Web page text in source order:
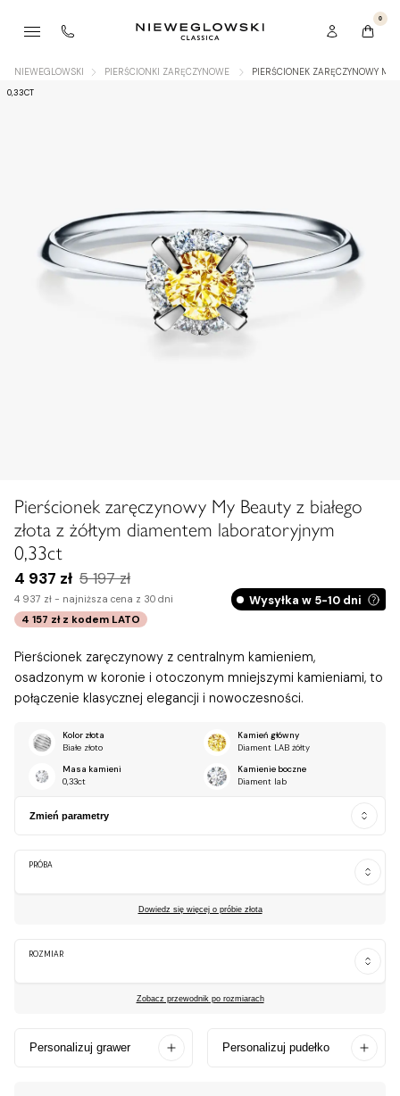
0
NIEWEGLOWSKI PIERŚCIONKI ZARĘCZYNOWE PIERŚCIONEK ZARĘCZYNOWY
0,33CT
Pierścionek zaręczynowy My Beauty z białego
złota z żółtym diamentem laboratoryjnym
0,33ct
4 937 zł 5 197 zł
4 937 zł - najniższa cena z 30 dni
4 157 zł z kodem LATO
Wysyłka w 5-10 dni
Pierścionek zaręczynowy z centralnym kamieniem,
osadzonym w koronie i otoczonym mniejszymi kamieniami, to
połączenie klasycznej elegancji i nowoczesności.
Kolor złota
Białe złoto
Kamień główny
Diament LAB żółty
Masa kamieni
0,33ct
Kamienie boczne
Diament lab
Zmień parametry
PRÓBA
Dowiedz się więcej o próbie złota
ROZMIAR
Zobacz przewodnik po rozmiarach
Personalizuj grawer Personalizuj pudełko